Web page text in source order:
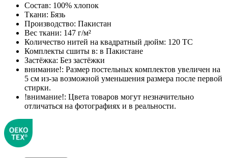
Состав: 100% хлопок
Ткани: Бязь
Производство: Пакистан
Вес ткани: 147 г/м²
Количество нитей на квадратный дюйм: 120 TC
Комплекты сшиты в: в Пакистане
Застёжка: Без застёжки
внимание!: Размер постельных комплектов увеличен на
5 см из-за возможной уменьшения размера после первой
стирки.
!внимание!: Цвета товаров могут незначительно
отличаться на фотографиях и в реальности.